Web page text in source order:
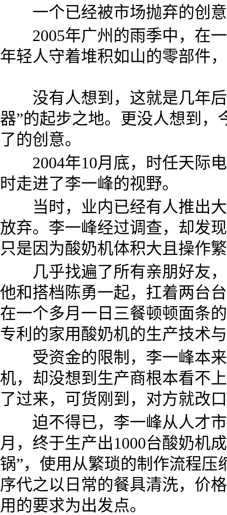
一个已经被市场抛弃的创意
2005年广州的雨季中，在一
年轻人守着堆积如山的零部件
没有人想到，这就是几年后
器”的起步之地。更没人想到
了的创意。
2004年10月底，时任天际电
时走进了李一峰的视野。
当时，业内已经有人推出大
放弃。李一峰经过调查，却发
只是因为酸奶机体积大且操作
几乎找遍了所有亲朋好友，
他和搭档陈勇一起，扛着两台
在一个多月一日三餐顿顿面条
专利的家用酸奶机的生产技术
受资金的限制，李一峰本来
机，却没想到生产商根本看不
了过来，可货刚到，对方就改
迫不得已，李一峰从人才市
月，终于生产出1000台酸奶机
锅”，使用从繁琐的制作流程
序代之以日常的餐具清洗，价
用的要求为出发点。